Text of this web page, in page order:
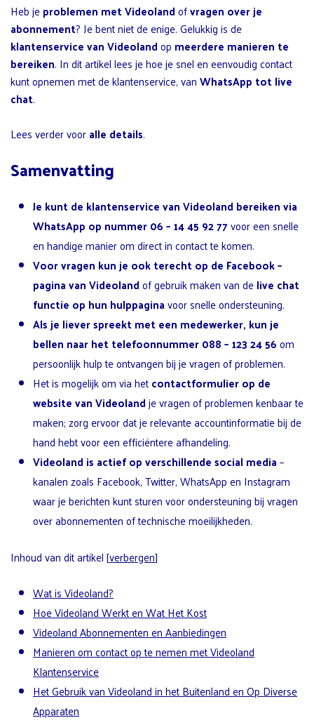
Heb jeproblemen met Videolandofvragen over je
abonnement? Je bent niet de enige. Gelukkig is de
klantenservice van Videolandop meerdere manieren te
bereiken. In dit artikel lees je hoe je snel en eenvoudig contact
kunt opnemen met de klantenservice, vanWhatsApp tot live
chat.
Lees verder vooralle details.
Samenvatting
Je kunt de klantenservice van Videoland bereiken via
WhatsApp op nummer 06– 14 45 92 77voor een snelle
en handige manier om direct in contact te komen.
Voor vragen kun je ook terecht op de Facebook–
pagina van Videolandof gebruik maken van delive chat
functie op hun hulppaginavoor snelle ondersteuning.
Als je liever spreekt met een medewerker, kun je
bellen naar hettelefoonnummer 088– 123 24 56om
persoonlijk hulp te ontvangen bij je vragen of problemen.
Het is mogelijk om via hetcontactformulier op de
website van Videolandje vragen of problemen kenbaar te
maken; zorg ervoor dat je relevante accountinformatie bij de
hand hebt voor een efficiëntere afhandeling.
Videoland is actief op verschillende social media–
kanalen zoals Facebook, Twitter, WhatsApp en Instagram
waar je berichten kunt sturen voor ondersteuning bij vragen
over abonnementen of technische moeilijkheden.
Inhoud van dit artikel[verbergen]
Wat is Videoland?
Hoe Videoland Werkt en Wat Het Kost
Videoland Abonnementen en Aanbiedingen
Manieren om contact op te nemen met Videoland
Klantenservice
Het Gebruik van Videoland in het Buitenland en Op Diverse
Apparaten